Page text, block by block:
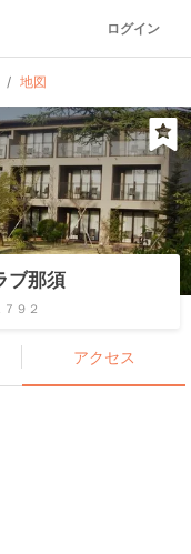
ログイン
地図
ブ那須
９２
アクセス